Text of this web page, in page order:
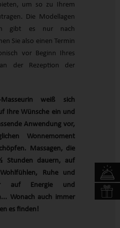
um so zu Ihrem
Die Modellagen
gibt es nur nach
Sie also einen Termin
vor Beginn Ihres
der Rezeption der
Masseurin weiß sich
Ihre Wünsche ein und
Anwendung vor,
Wonnemoment
Massagen, die
Stunden dauern, auf
Ruhe und
auf Energie und
Wonach auch immer
es finden!